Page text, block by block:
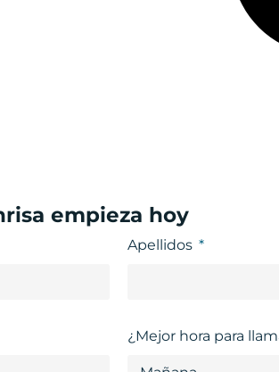
empieza hoy
Apellidos
¿Mejor hora para